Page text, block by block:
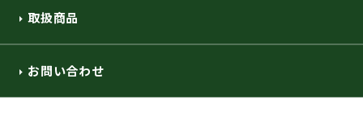
取扱商品
お問い合わせ